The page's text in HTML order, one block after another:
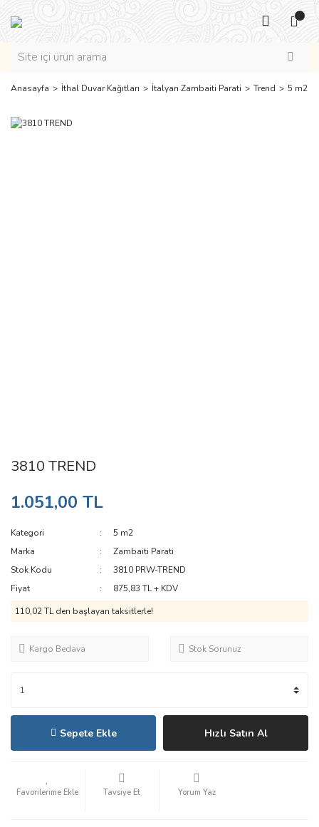
Anasayfa İthal Duvar Kağıtları İtalyan Zambaiti Parati Trend 5 m2
3810 TREND
1.051,00 TL
Kategori
5 m2
Marka
Zambaiti Parati
Stok Kodu
3810 PRW-TREND
Fiyat
875,83 TL + KDV
110,02 TL den başlayan taksitlerle!
Kargo Bedava Stok Sorunuz
Sepete Ekle Hızlı Satın Al
Tavsiye Et Yorum Yaz